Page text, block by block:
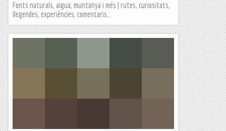
Fonts naturals, aigua, muntanya i més | rutes, curiositats,
llegendes, experiències, comentaris…